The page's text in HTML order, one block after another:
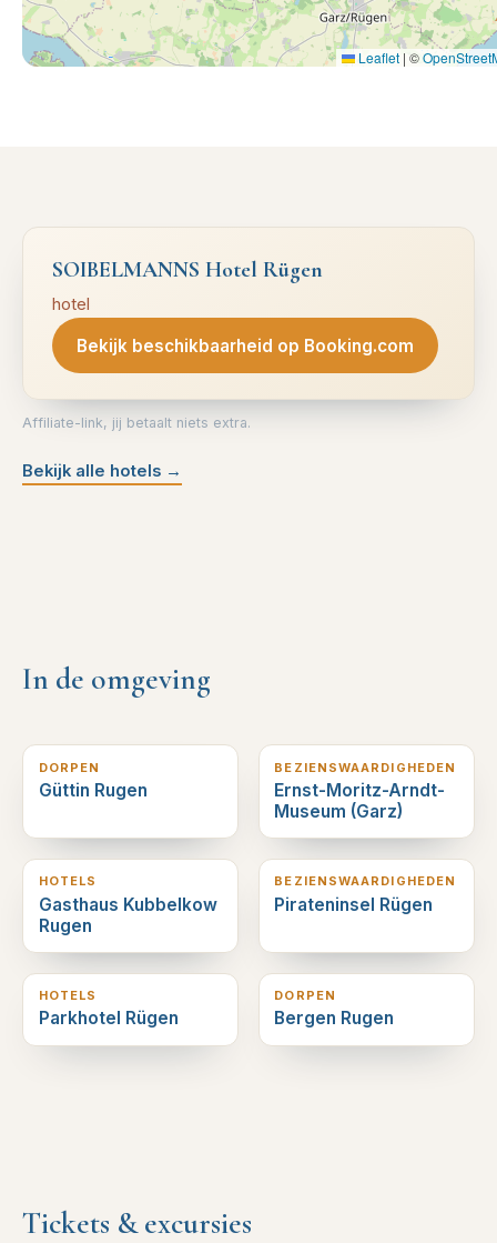
Leaflet | ©
SOIBELMANNS Hotel Rügen
hotel
Bekijk beschikbaarheid op Booking.com
Affiliate-link, jij betaalt niets extra.
Bekijk alle hotels →
In de omgeving
DORPEN
Güttin Rugen
BEZIENSWAARDIGHEDEN
Ernst-Moritz-Arndt-
Museum (Garz)
7 km verderop
HOTELS
Gasthaus Kubbelkow
Rugen
8 km verderop
BEZIENSWAARDIGHEDEN
Pirateninsel Rügen
10 km verderop
HOTELS
Parkhotel Rügen
10 km verderop
DORPEN
Bergen Rugen
Tickets & excursies